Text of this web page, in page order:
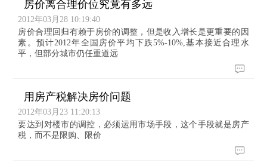
房价离合理价位究竟有多远
2012年03月28 10:19:40
房价合理回归有赖于房价的调整，但是收入增长是更重要的因
素。预计2012年全国房价平均下跌5%-10%,基本接近合理水
平，但部分城市仍任重道远
用房产税解决房价问题
2012年03月23 11:20:13
要达到对楼市的调控，必须运用市场手段，这个手段就是房产
税，而不是限购、限价